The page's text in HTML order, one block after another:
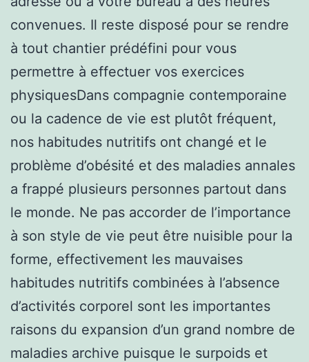
convenues. Il reste disposé pour se rendre
à tout chantier prédéfini pour vous
permettre à effectuer vos exercices
physiquesDans compagnie contemporaine
ou la cadence de vie est plutôt fréquent,
nos habitudes nutritifs ont changé et le
problème d’obésité et des maladies annales
a frappé plusieurs personnes partout dans
le monde. Ne pas accorder de l’importance
à son style de vie peut être nuisible pour la
forme, effectivement les mauvaises
habitudes nutritifs combinées à l’absence
d’activités corporel sont les importantes
raisons du expansion d’un grand nombre de
maladies archive puisque le surpoids et